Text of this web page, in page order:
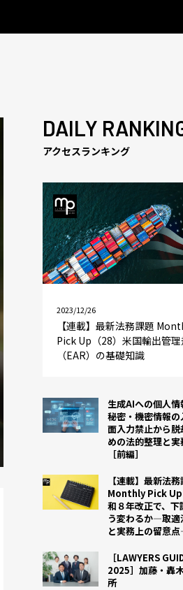
セミナー ・ 記事
セミナー
記事
リクルート
DAILY
アクセスランキング
2023/12/26
【連載】最新法務課題
Pick Up（28）米国輸出管理
（EAR）の基礎知識
生成AIへの個人情
秘密・機密情報
面入力禁止から脱
めの法的整理と実
［前編］
【連載】最新法
Monthly Pick Up
和８年改正で、下
う変わるか―取適
と実務上の留意
［LAWYERS
2025］加藤・轟
所